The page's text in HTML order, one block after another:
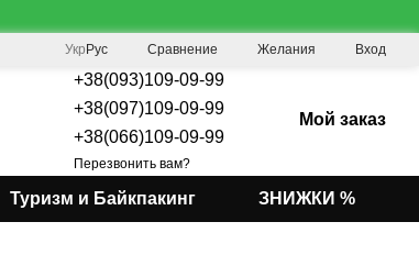
Укр Рус Сравнение Желания Вход
+38(093)109-09-99
+38(097)109-09-99
+38(066)109-09-99
Перезвонить вам?
Мой заказ
Туризм и Байкпакинг ЗНИЖКИ %